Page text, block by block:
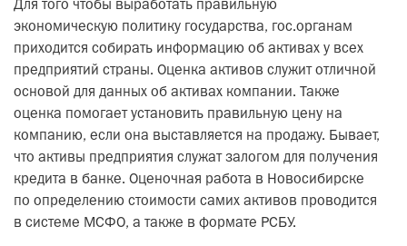
Для того чтобы выработать правильную
экономическую политику государства, гос.органам
приходится собирать информацию об активах у всех
предприятий страны. Оценка активов служит отличной
основой для данных об активах компании. Также
оценка помогает установить правильную цену на
компанию, если она выставляется на продажу. Бывает,
что активы предприятия служат залогом для получения
кредита в банке. Оценочная работа в Новосибирске
по определению стоимости самих активов проводится
в системе МСФО, а также в формате РСБУ.